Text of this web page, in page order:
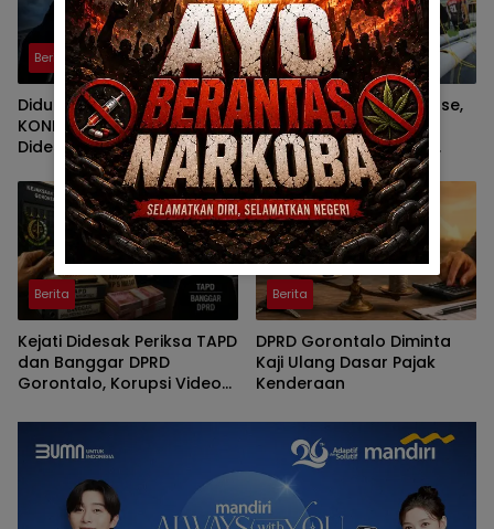
Berita
Diduga Titip Dana Pokir di
KONI Gorontalo, Kejati
Didesak Periksa La Ode
Haimudin
Berita
Canangkan Green House,
Lapas Gorontalo Latih
Warga Binaan Belajar
Pertanian Modern
Berita
Kejati Didesak Periksa TAPD
dan Banggar DPRD
Gorontalo, Korupsi Video
Deprov
Berita
DPRD Gorontalo Diminta
Kaji Ulang Dasar Pajak
Kenderaan